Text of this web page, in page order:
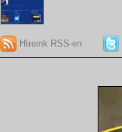
Híreink RSS-en